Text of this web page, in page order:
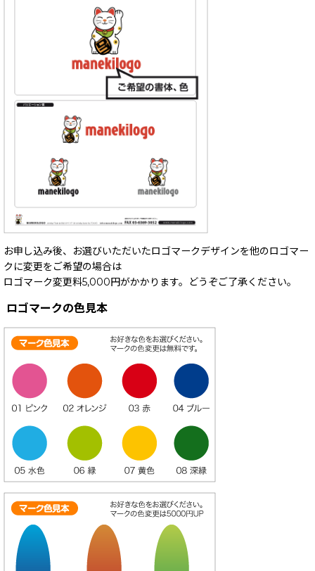
お申し込み後、お選びいただいたロゴマークデザインを他のロゴマー
クに変更をご希望の場合は
ロゴマーク変更料5,000円がかかります。どうぞご了承ください。
ロゴマークの色見本